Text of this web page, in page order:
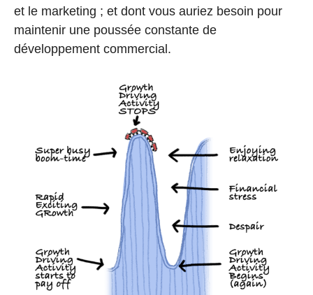
et le marketing ; et dont vous auriez besoin pour
maintenir une poussée constante de
développement commercial.